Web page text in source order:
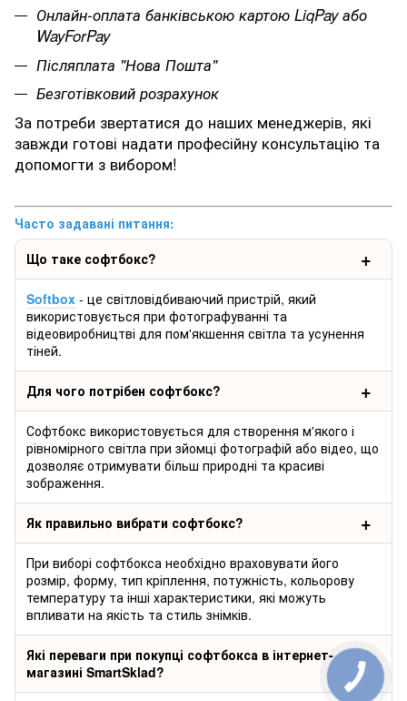
Онлайн-оплата банківською картою LiqPay або
WayForPay
Післяплата "Нова Пошта"
Безготівковий розрахунок
За потреби звертатися до наших менеджерів, які
завжди готові надати професійну консультацію та
допомогти з вибором!
Часто задавані питання:
Що таке софтбокс?
Softbox - це світловідбиваючий пристрій, який
використовується при фотографуванні та
відеовиробництві для пом'якшення світла та усунення
тіней.
Для чого потрібен софтбокс?
Софтбокс використовується для створення м'якого і
рівномірного світла при зйомці фотографій або відео, що
дозволяє отримувати більш природні та красиві
зображення.
Як правильно вибрати софтбокс?
При виборі софтбокса необхідно враховувати його
розмір, форму, тип кріплення, потужність, кольорову
температуру та інші характеристики, які можуть
впливати на якість та стиль знімків.
Які переваги при покупці софтбокса в інтернет-
магазині SmartSklad?